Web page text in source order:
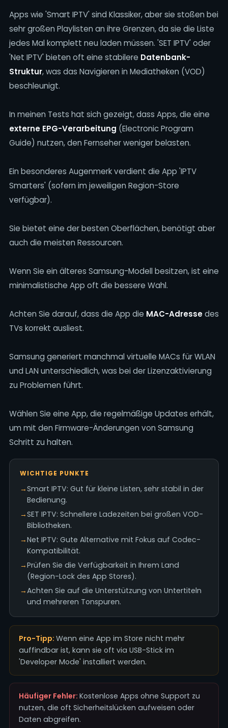
Apps wie 'Smart IPTV' sind Klassiker, aber sie stoßen bei
sehr großen Playlisten an ihre Grenzen, da sie die Liste
jedes Mal komplett neu laden müssen. 'SET IPTV' oder
'Net IPTV' bieten oft eine stabilere Datenbank-
Struktur, was das Navigieren in Mediatheken (VOD)
beschleunigt.
In meinen Tests hat sich gezeigt, dass Apps, die eine
externe EPG-Verarbeitung (Electronic Program
Guide) nutzen, den Fernseher weniger belasten.
Ein besonderes Augenmerk verdient die App 'IPTV
Smarters' (sofern im jeweiligen Region-Store
verfügbar).
Sie bietet eine der besten Oberflächen, benötigt aber
auch die meisten Ressourcen.
Wenn Sie ein älteres Samsung-Modell besitzen, ist eine
minimalistische App oft die bessere Wahl.
Achten Sie darauf, dass die App die MAC-Adressedes
TVs korrekt ausliest.
Samsung generiert manchmal virtuelle MACs für WLAN
und LAN unterschiedlich, was bei der Lizenzaktivierung
zu Problemen führt.
Wählen Sie eine App, die regelmäßige Updates erhält,
um mit den Firmware-Änderungen von Samsung
Schritt zu halten.
WICHTIGE PUNKTE
→Smart IPTV: Gut für kleine Listen, sehr stabil in der
Bedienung.
→SET IPTV: Schnellere Ladezeiten bei großen VOD-
Bibliotheken.
→Net IPTV: Gute Alternative mit Fokus auf Codec-
Kompatibilität.
→Prüfen Sie die Verfügbarkeit in Ihrem Land
(Region-Lock des App Stores).
→Achten Sie auf die Unterstützung von Untertiteln
und mehreren Tonspuren.
Pro-Tipp: Wenn eine App im Store nicht mehr
auffindbar ist, kann sie oft via USB-Stick im
'Developer Mode' installiert werden.
Häufiger Fehler: Kostenlose Apps ohne Support zu
nutzen, die oft Sicherheitslücken aufweisen oder
Daten abgreifen.